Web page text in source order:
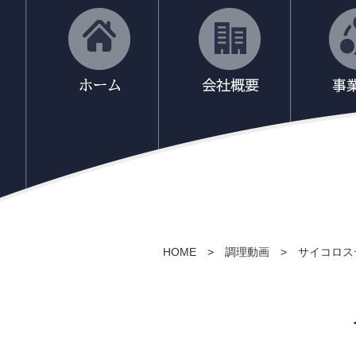
HOME > 調理動画 > サイコロ